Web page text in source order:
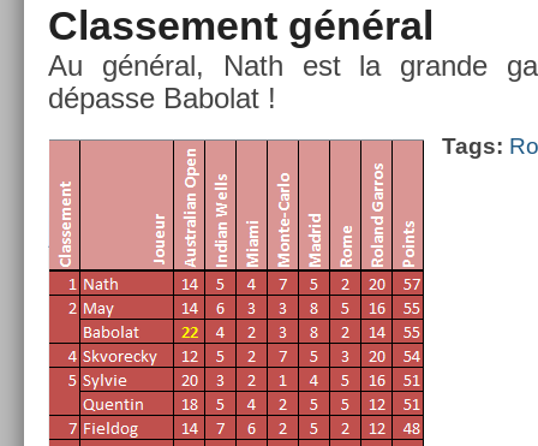
Clas­se­ment général
Au général, Nath est la gran­de
dépasse Babolat !
Tags: